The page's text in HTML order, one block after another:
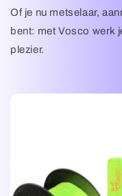
Of je nu metselaar,
bent: met Vosco werk
plezier.